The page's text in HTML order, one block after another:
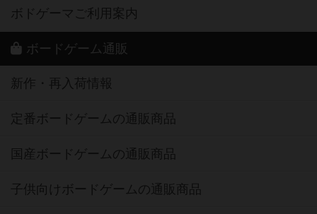
ボドゲーマご利用案内
ボードゲーム通販
新作・再入荷情報
定番ボードゲームの通販商品
国産ボードゲームの通販商品
子供向けボードゲームの通販商品